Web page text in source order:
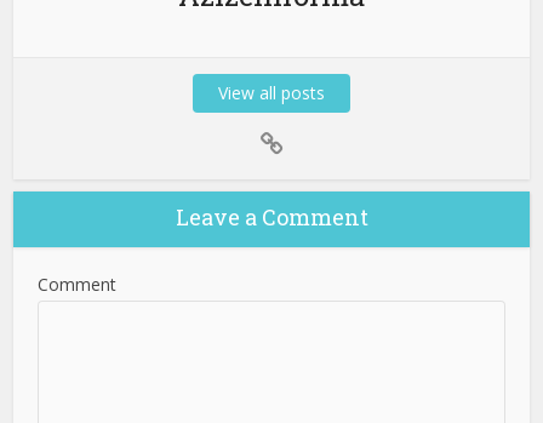
View all posts
Leave a Comment
Comment